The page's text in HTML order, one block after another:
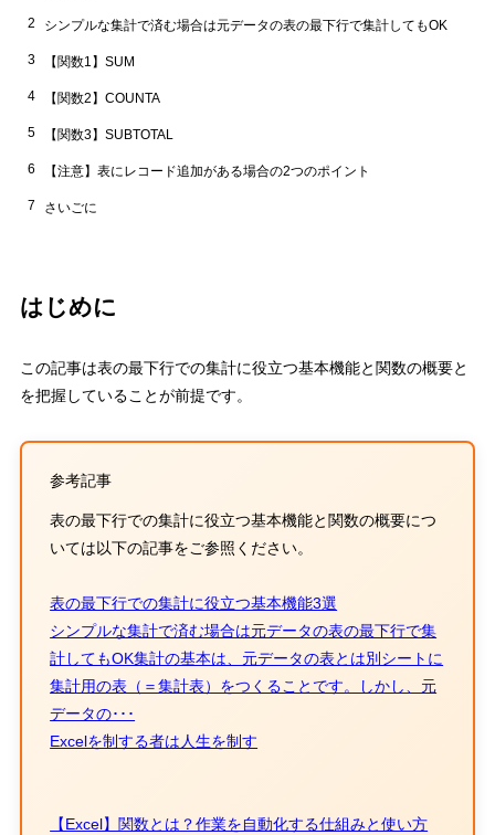
2 シンプルな集計で済む場合は元データの表の最下行で集計してもOK
3 【関数1】SUM
4 【関数2】COUNTA
5 【関数3】SUBTOTAL
6 【注意】表にレコード追加がある場合の2つのポイント
7 さいごに
はじめに
この記事は表の最下行での集計に役立つ基本機能と関数の概要と
を把握していることが前提です。
参考記事
表の最下行での集計に役立つ基本機能と関数の概要につ
いては以下の記事をご参照ください。
表の最下行での集計に役立つ基本機能3選
シンプルな集計で済む場合は元データの表の最下行で集
計してもOK集計の基本は、元データの表とは別シートに
集計用の表（＝集計表）をつくることです。しかし、元
データの･･･
Excelを制する者は人生を制す
【Excel】関数とは？作業を自動化する仕組みと使い方